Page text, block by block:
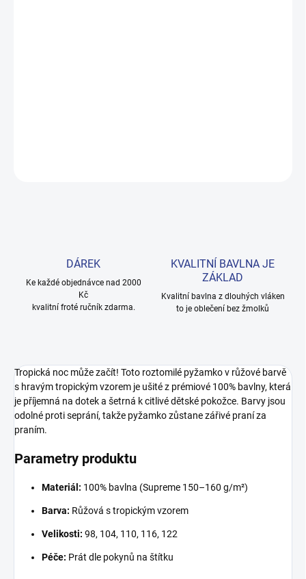
DÁREK
Ke každé objednávce nad 2000
Kč
kvalitní froté ručník zdarma.
KVALITNÍ BAVLNA JE
ZÁKLAD
Kvalitní bavlna z dlouhých vláken
to je oblečení bez žmolků
Tropická noc může začít! Toto roztomilé pyžamko v růžové barvě
s hravým tropickým vzorem je ušité z prémiové 100% bavlny, která
je příjemná na dotek a šetrná k citlivé dětské pokožce. Barvy jsou
odolné proti seprání, takže pyžamko zůstane zářivé praní za
praním.
Parametry produktu
Materiál: 100% bavlna (Supreme 150–160 g/m²)
Barva: Růžová s tropickým vzorem
Velikosti: 98, 104, 110, 116, 122
Péče: Prát dle pokynů na štítku